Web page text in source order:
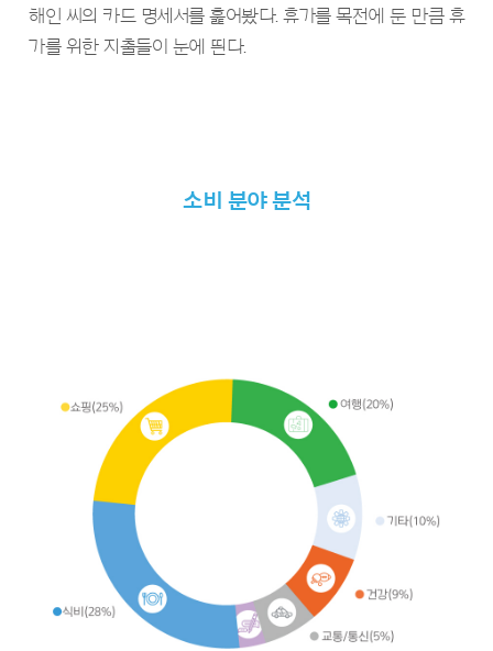
해인 씨의 카드 명세서를 훑어봤다. 휴가를 목전에 둔 만큼 휴
가를 위한 지출들이 눈에 띈다.
소비 분야 분석